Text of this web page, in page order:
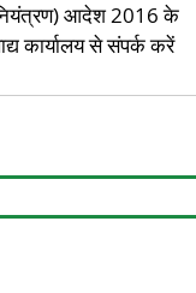
(नियंत्रण) आदेश 2016 के
कार्यालय से संपर्क करें